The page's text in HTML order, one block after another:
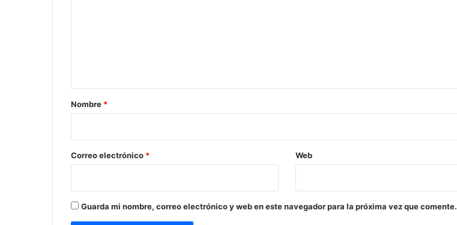
r
*
Nombre *
Correo electrónico * Web
Guarda mi nombre, correo electrónico y web en este navegador para la próxima vez que comente.